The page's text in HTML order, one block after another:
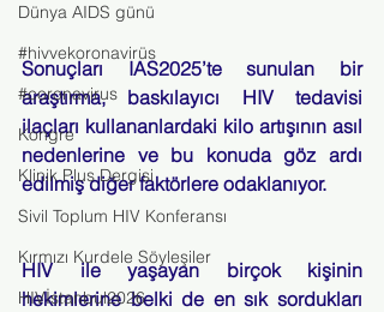
Dünya AIDS günü
#hivvekoronavirüs
#coronavirus
Kongre
Klinik Plus Dergisi
Sivil Toplum HIV Konferansı
Kırmızı Kurdele Söyleşiler
HIVİstanbul2026
Sonuçları IAS2025’te sunulan bir
araştırma, baskılayıcı HIV tedavisi
ilaçları kullananlardaki kilo artışının asıl
nedenlerine ve bu konuda göz ardı
edilmiş diğer faktörlere odaklanıyor.
HIV ile yaşayan birçok kişinin
hekimlerine belki de en sık sordukları